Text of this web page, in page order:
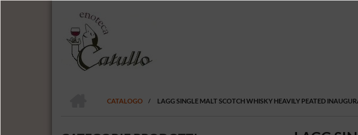
CATALOGO
/ LAGG SINGLE MALT SCOTCH WHISKY HEAVILY PEATED